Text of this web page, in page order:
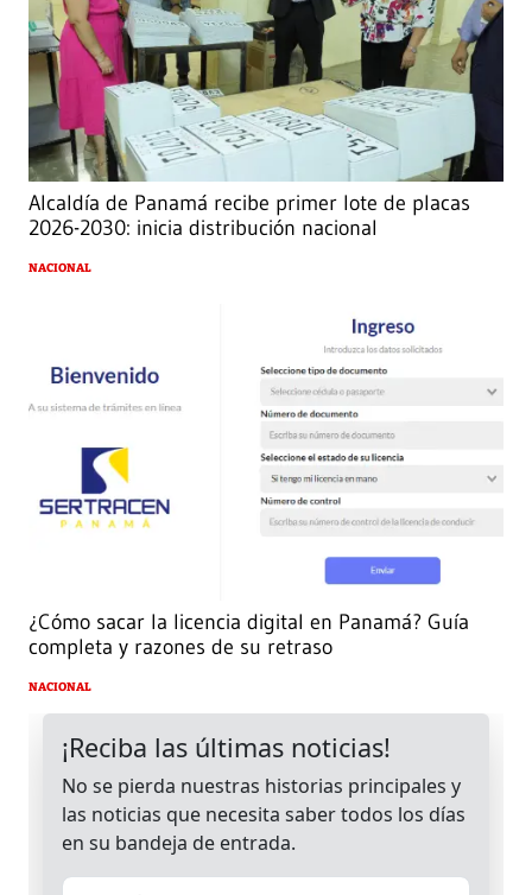
Alcaldía de Panamá recibe primer lote de placas
2026-2030: inicia distribución nacional
NACIONAL
¿Cómo sacar la licencia digital en Panamá? Guía
completa y razones de su retraso
NACIONAL